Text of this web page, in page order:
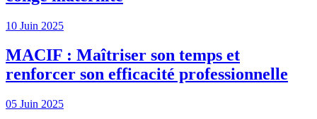
10 Juin 2025
MACIF : Maîtriser son temps et
renforcer son efficacité professionnelle
05 Juin 2025